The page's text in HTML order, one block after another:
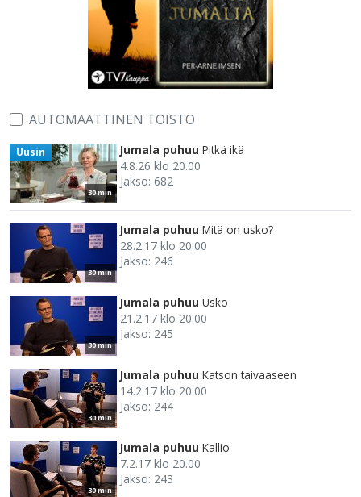
AUTOMAATTINEN TOISTO
30 min
Uusin Jumala puhuu Pitkä ikä
4.8.26 klo 20.00
Jakso: 682
30 min
Jumala puhuu Mitä on usko?
28.2.17 klo 20.00
Jakso: 246
30 min
Jumala puhuu Usko
21.2.17 klo 20.00
Jakso: 245
30 min
Jumala puhuu Katson taivaaseen
14.2.17 klo 20.00
Jakso: 244
30 min
Jumala puhuu Kallio
7.2.17 klo 20.00
Jakso: 243